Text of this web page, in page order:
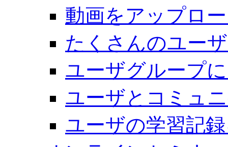
動画をアップロ
たくさんのユー
ユーザグループ
ユーザとコミュ
ユーザの学習記